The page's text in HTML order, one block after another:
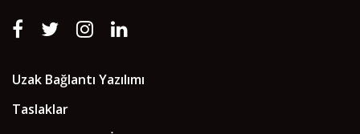
Uzak Bağlantı Yazılımı
Taslaklar